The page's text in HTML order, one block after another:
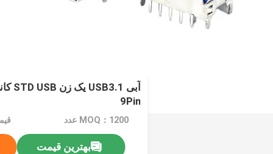
9Pin
MOQ：1200 عدد
بهترین قیمت